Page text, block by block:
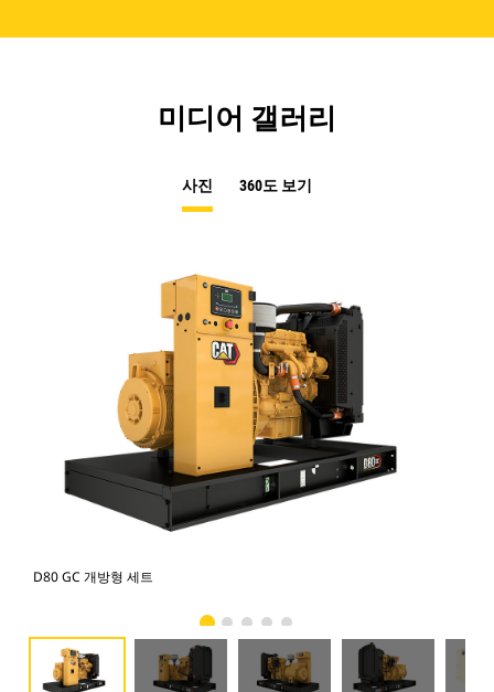
미디어 갤러리
사진 360도 보기
D80 GC 개방형 세트